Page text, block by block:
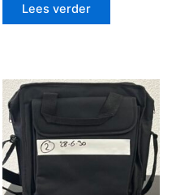
Lees verder